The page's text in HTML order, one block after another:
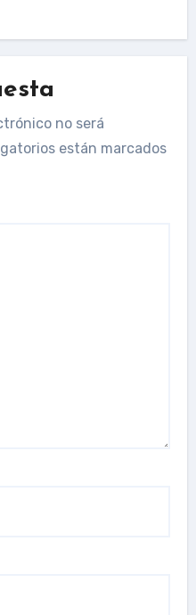
no será
están marcados